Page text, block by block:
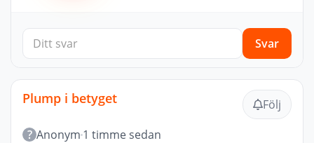
Svar
Plump i betyget
Följ
? Anonym 1 timme sedan